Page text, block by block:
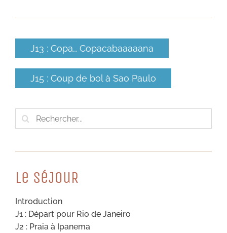
J13 : Copa… Copacabaaaaana
J15 : Coup de bol à Sao Paulo
Rechercher:
Le SéJouR
Introduction
J1 : Départ pour Rio de Janeiro
J2 : Praia à Ipanema